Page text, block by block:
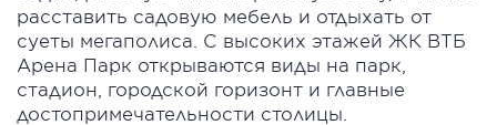
расставить садовую мебель и отдыхать от
суеты мегаполиса. С высоких этажей ЖК ВТБ
Арена Парк открываются виды на парк,
стадион, городской горизонт и главные
достопримечательности столицы.